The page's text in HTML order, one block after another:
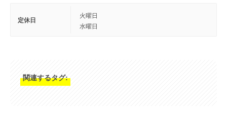
定休日
火曜日
水曜日
関連するタグ: